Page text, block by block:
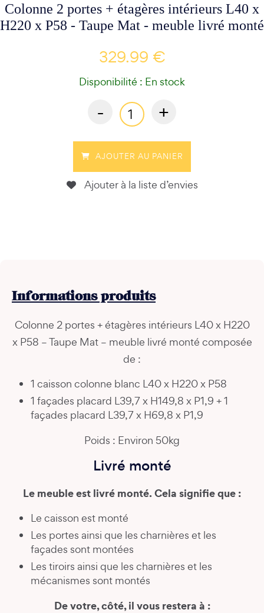
Colonne 2 portes + étagères intérieurs L40 x
H220 x P58 - Taupe Mat - meuble livré monté
329.99 €
Disponibilité : En stock
- +
AJOUTER AU PANIER
Ajouter à la liste d’envies
Informationsproduits
Colonne 2 portes + étagères intérieurs L40 x H220
x P58 – Taupe Mat – meuble livré monté composée
de :
1 caisson colonne blanc L40 x H220 x P58
1 façades placard L39,7 x H149,8 x P1,9 + 1
façades placard L39,7 x H69,8 x P1,9
Poids : Environ 50kg
Livré monté
Le meuble est livré monté. Cela signifie que :
Le caisson est monté
Les portes ainsi que les charnières et les
façades sont montées
Les tiroirs ainsi que les charnières et les
mécanismes sont montés
De votre, côté, il vous restera à :